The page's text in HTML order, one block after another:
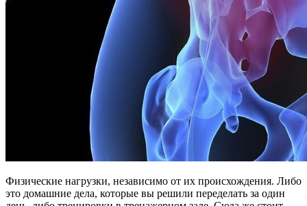
Физические нагрузки, независимо от их происхождения. Либо
это домашние дела, которые вы решили переделать за один